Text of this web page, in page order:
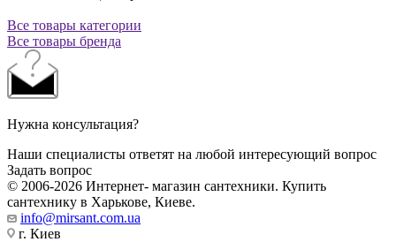
Все товары категории
Все товары бренда
Нужна консультация?
Наши специалисты ответят на любой интересующий вопрос
Задать вопрос
© 2006-2026 Интернет- магазин сантехники. Купить
сантехнику в Харькове, Киеве.
info@mirsant.com.ua
г. Киев